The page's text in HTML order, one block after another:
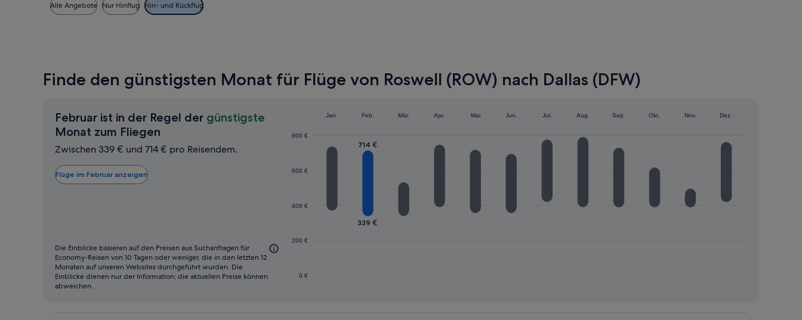
Alle Angebote Nur Hinflug Hin- und Rückflug
Finde den günstigsten Monat für Flüge von Roswell (ROW) nach Dallas (DFW)
Februar ist in der Regel der günstigste
Monat zum Fliegen
ist
zum
Fliegen
Zwischen 339 € und 714 € pro Reisendem.
Flüge im Februar anzeigen
0 €
200 €
400 €
600 €
800 €
Jan. Feb. Mär. Apr. Mai Jun. Jul. Aug. Sep. Okt. Nov. Dez.
339 €
714 €
Die Einblicke basieren auf den Preisen aus Suchanfragen für
Economy-Reisen von 10 Tagen oder weniger, die in den letzten 12
Monaten auf unseren Websites durchgeführt wurden. Die
Einblicke dienen nur der Information; die aktuellen Preise können
abweichen.